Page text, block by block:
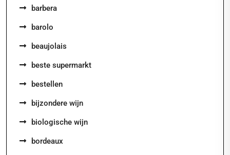
barbera
barolo
beaujolais
beste supermarkt
bestellen
bijzondere wijn
biologische wijn
bordeaux